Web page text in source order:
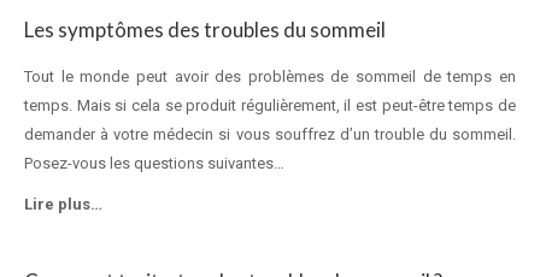
Les symptômes des troubles du sommeil
Tout le monde peut avoir des problèmes de sommeil de temps en
temps. Mais si cela se produit régulièrement, il est peut-être temps de
demander à votre médecin si vous souffrez d’un trouble du sommeil.
Posez-vous les questions suivantes…
Lire plus…